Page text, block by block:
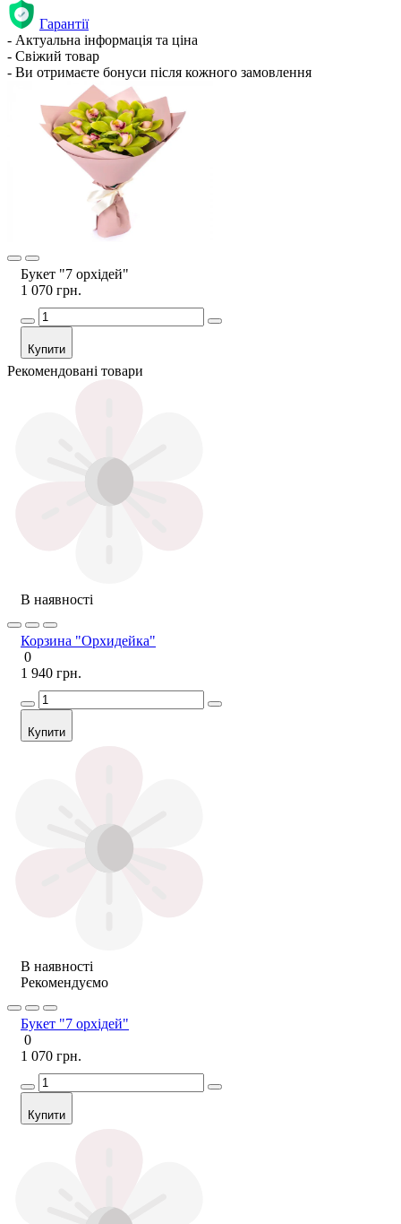
Гарантії
- Актуальна інформація та ціна
- Свіжий товар
- Ви отримаєте бонуси після кожного замовлення
Букет "7 орхідей"
1 070 грн.
Купити
Рекомендовані товари
В наявності
Корзина "Орхидейка"
0
1 940 грн.
Купити
В наявності
Рекомендуємо
Букет "7 орхідей"
0
1 070 грн.
Купити